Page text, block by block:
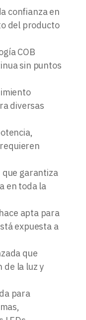
confianza en
del producto
COB
sin puntos
diversas
garantiza
en toda la
apta para
expuesta a
que
de la luz y
para